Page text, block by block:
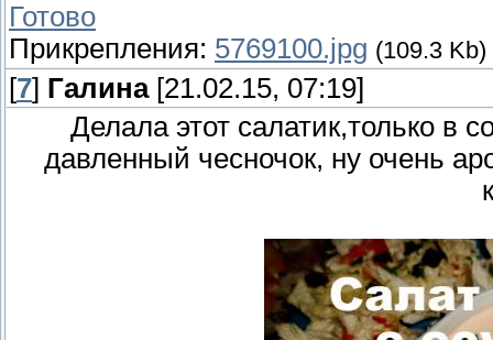
Готово
Прикрепления: 5769100.jpg (109.3 Kb)
[7] Галина[21.02.15, 07:19]
Делала этот салатик,только в
давленный чесночок, ну очень